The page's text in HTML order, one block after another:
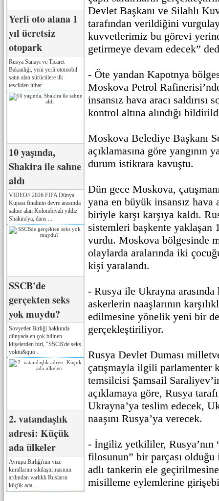
Yerli oto alana 1
yıl ücretsiz
otopark
Rusya Sanayi ve Ticaret
Bakanlığı, yeni yerli otomobil
satın alan sürücülere ilk
tescilden itibar...
10 yaşında,
Shakira ile sahne
aldı
VIDEO// 2026 FIFA Dünya
Kupası finalinin devre arasında
sahne alan Kolombiyalı yıldız
Shakira'ya, dans ...
SSCB'de
gerçekten seks
yok muydu?
Sovyetler Birliği hakkında
dünyada en çok bilinen
klişelerden biri, "SSCB'de seks
yoktu&quo...
2. vatandaşlık
adresi: Küçük
ada ülkeler
Avrupa Birliği'nin vize
kurallarını sıkılaştırmasının
ardından varlıklı Rusların
küçük ada ...
Devlet Başkanı ve Silahlı
tarafından verildiğini
kuvvetlerimiz bu görevi
getirmeye devam edecek”
- Öte yandan Kapotnya
Moskova Petrol
insansız hava aracı saldırısı
kontrol altına alındığı
Moskova Belediye Başkanı
açıklamasına göre yangının
durum istikrara kavuştu.
Dün gece Moskova,
yana en büyük insansız hava
biriyle karşı karşıya kaldı.
sistemleri başkente yaklaşan
vurdu. Moskova bölgesinde
olaylarda aralarında iki
kişi yaralandı.
- Rusya ile Ukrayna arasında
askerlerin naaşlarının
edilmesine yönelik yeni bir
gerçekleştiriliyor.
Rusya Devlet Duması
çatışmayla ilgili parlamenter
temsilcisi Şamsail
açıklamaya göre, Rusya
Ukrayna’ya teslim edecek,
naaşını Rusya’ya verecek.
- İngiliz yetkililer, Rusya’nın
filosunun” bir parçası
adlı tankerin ele
misilleme eylemlerine